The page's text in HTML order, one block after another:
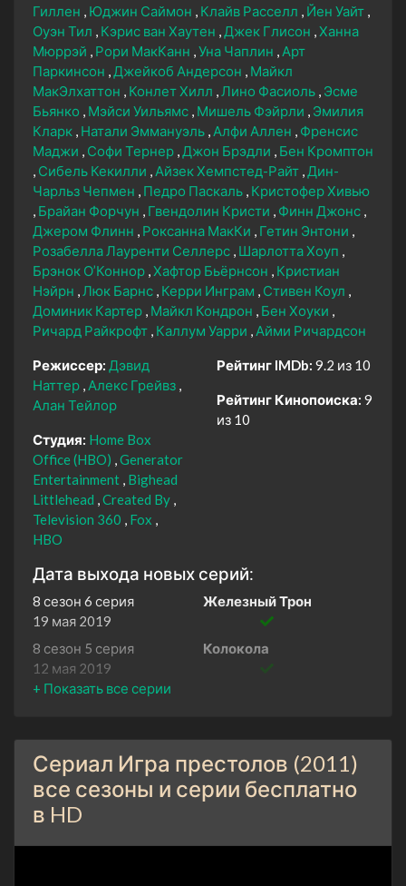
Гиллен
Юджин Саймон Клайв Расселл
Йен Уайт
Оуэн Тил
Кэрис ван Хаутен Джек Глисон Ханна
Мюррэй
Рори МакКанн Уна Чаплин
Арт
Паркинсон
Джейкоб Андерсон
Майкл
МакЭлхаттон
Конлет Хилл Лино Фасиоль Эсме
Бьянко
Мэйси Уильямс Мишель Фэйрли
Эмилия
Кларк Натали Эммануэль Алфи Аллен
Френсис
Маджи
Софи Тернер Джон Брэдли
Бен Кромптон
Сибель Кекилли
Айзек Хемпстед-Райт
Дин-
Чарльз Чепмен
Педро Паскаль Кристофер Хивью
Брайан Форчун
Гвендолин Кристи
Финн Джонс
Джером Флинн
Роксанна МакКи
Гетин Энтони
Розабелла Лауренти Селлерс Шарлотта Хоуп
Брэнок О’Коннор Хафтор Бьёрнсон
Кристиан
Нэйрн
Люк Барнс Керри Инграм
Стивен Коул
Доминик Картер Майкл Кондрон
Бен Хоуки
Ричард Райкрофт Каллум Уарри Айми Ричардсон
Режиссер: Дэвид
Наттер Алекс Грейвз
Алан Тейлор
Студия: Home Box
Office (HBO) Generator
Entertainment Bighead
Littlehead Created By
Television 360
Fox
HBO
Рейтинг IMDb: 9.2 из 10
Рейтинг Кинопоиска: 9
из 10
Дата выхода новых серий:
8 сезон 6 серия
Железный Трон
19 мая 2019
8 сезон 5 серия
Колокола
12 мая 2019
8 сезон 4 серия
8 сезон 3 серия
Долгая ночь
28 апреля 2019
8 сезон 2 серия
Рыцарь Семи
Сериал Игра престолов (2011)
все сезоны и серии бесплатно
в HD